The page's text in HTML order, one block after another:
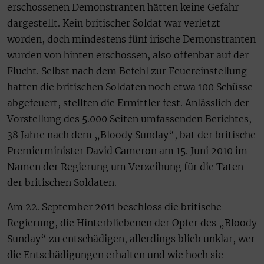
erschossenen Demonstranten hätten keine Gefahr
dargestellt. Kein britischer Soldat war verletzt
worden, doch mindestens fünf irische Demonstranten
wurden von hinten erschossen, also offenbar auf der
Flucht. Selbst nach dem Befehl zur Feuereinstellung
hatten die britischen Soldaten noch etwa 100 Schüsse
abgefeuert, stellten die Ermittler fest. Anlässlich der
Vorstellung des 5.000 Seiten umfassenden Berichtes,
38 Jahre nach dem „Bloody Sunday“, bat der britische
Premierminister David Cameron am 15. Juni 2010 im
Namen der Regierung um Verzeihung für die Taten
der britischen Soldaten.
Am 22. September 2011 beschloss die britische
Regierung, die Hinterbliebenen der Opfer des „Bloody
Sunday“ zu entschädigen, allerdings blieb unklar, wer
die Entschädigungen erhalten und wie hoch sie